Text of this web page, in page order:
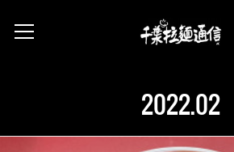
2022.02